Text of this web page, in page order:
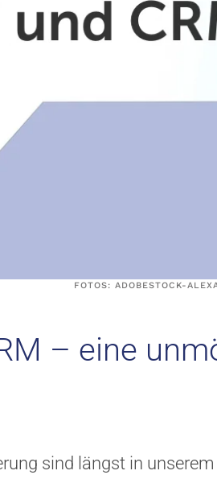
FOTOS: ADOBESTOCK-
– eine
sind längst in